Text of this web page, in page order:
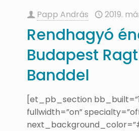
Papp András 2019.
Rendhagyó
Budapest
Banddel
[et_pb_section
fullwidth=”on”